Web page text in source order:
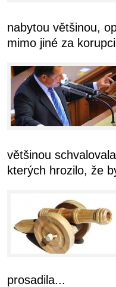
nabytou většinou,
mimo jiné za
většinou
kterých hrozilo, že
prosadila...